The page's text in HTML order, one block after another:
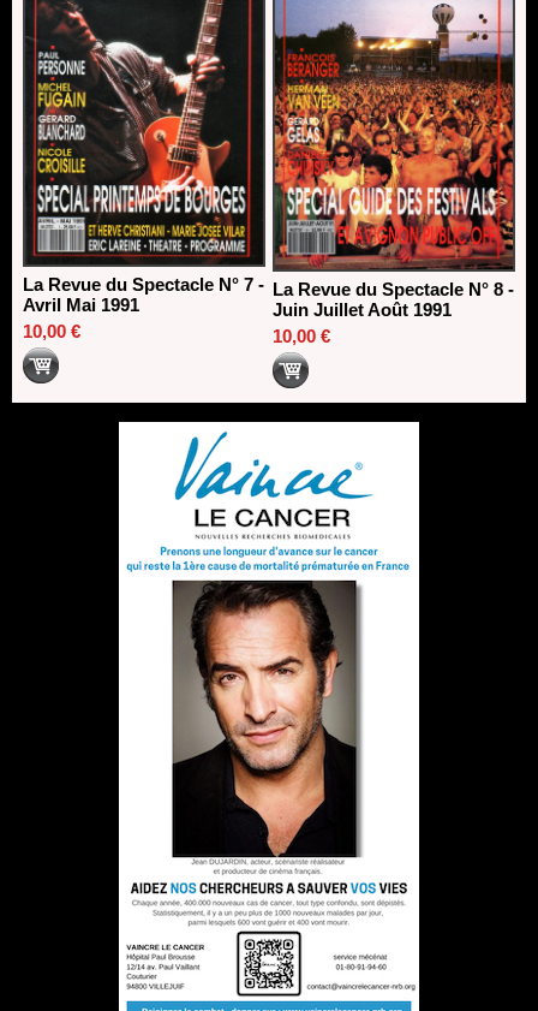
La Revue du Spectacle N° 7 -
Avril Mai 1991
10,00 €
La Revue du Spectacle N° 8 -
Juin Juillet Août 1991
10,00 €